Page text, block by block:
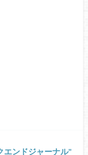
エンドジャーナル